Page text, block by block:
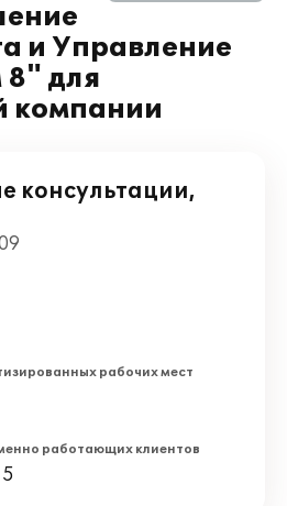
и Управление
для
компании
консультации,
рабочих мест
работающих клиентов